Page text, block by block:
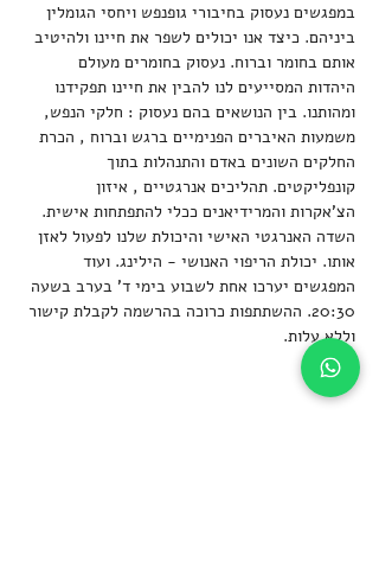
במפגשים נעסוק בחיבורי גופנפש ויחסי הגומלין
ביניהם. כיצד אנו יכולים לשפר את חיינו ולהיטיב
אותם בחומר וברוח. נעסוק בחומרים מעולם
היהדות המסייעים לנו להבין את חיינו תפקידנו
ומהותנו. בין הנושאים בהם נעסוק : חלקי הנפש,
משמעות האיברים הפנימיים ברגש וברוח , הכרת
החלקים השונים באדם והתנהלות בתוך
קונפליקטים. תהליכים אנרגטיים , איזון
הצ'אקרות והמרידיאנים ככלי להתפתחות אישית.
השדה האנרגטי האישי והיכולת שלנו לפעול לאזן
אותו. יכולת הריפוי האנושי - הילינג. ועוד
המפגשים יערכו אחת לשבוע בימי ד' בערב בשעה
20:30. ההשתתפות כרוכה בהרשמה לקבלת קישור
וללא עלות.